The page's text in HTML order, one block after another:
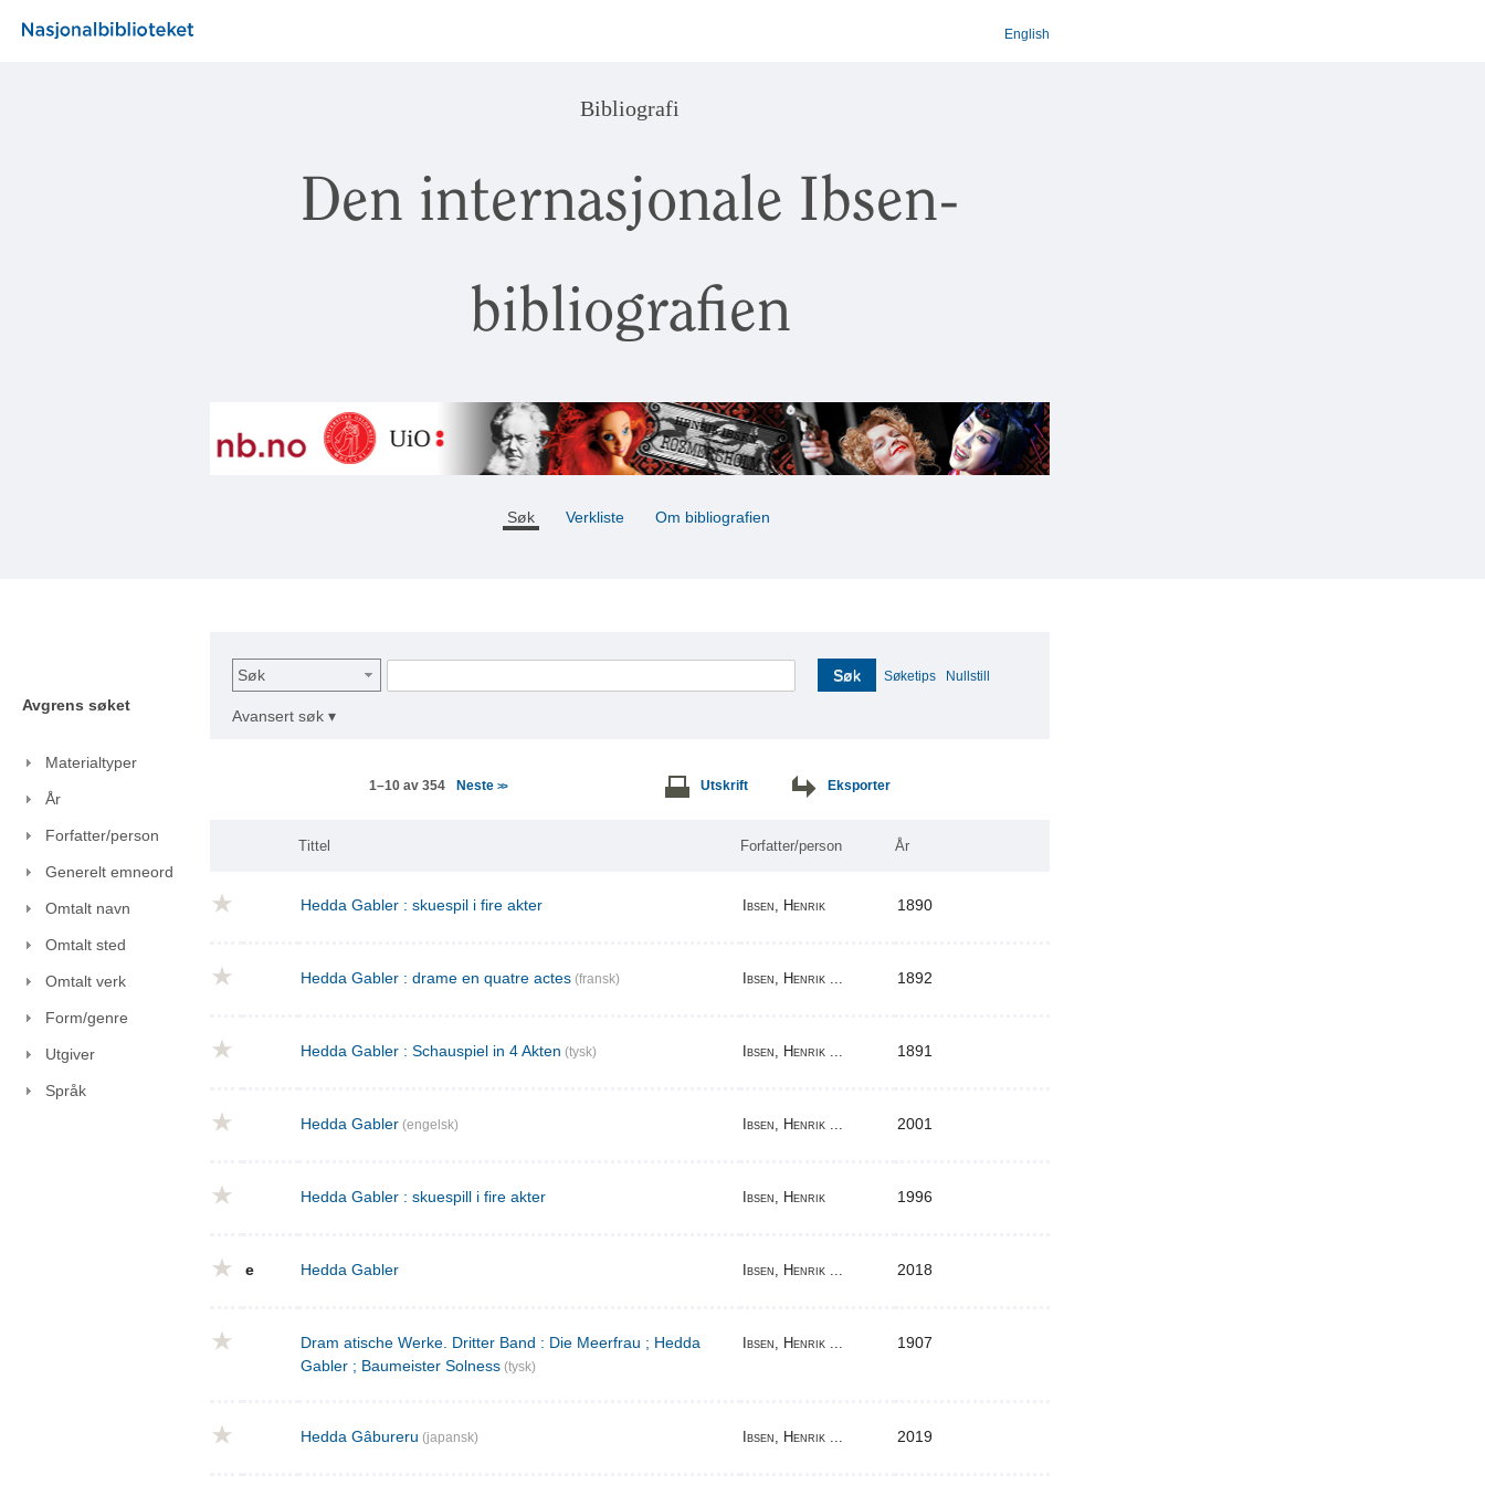
English
Bibliografi
Den internasjonale Ibsen-
bibliografien
Søk Verkliste Om bibliografien
Avgrens søket
Materialtyper
År
Forfatter/person
Generelt emneord
Omtalt navn
Omtalt sted
Omtalt verk
Form/genre
Utgiver
Språk
Søk Søk Søketips Nullstill
Avansert søk ▾
1–10 av 354 Neste >> Utskrift Eksporter
Tittel Forfatter/person År
Hedda Gabler : skuespil i fire akter Ibsen, Henrik 1890
Hedda Gabler : drame en quatre actes (fransk) Ibsen, Henrik ... 1892
Hedda Gabler : Schauspiel in 4 Akten (tysk) Ibsen, Henrik ... 1891
Hedda Gabler (engelsk) Ibsen, Henrik ... 2001
Hedda Gabler : skuespill i fire akter Ibsen, Henrik 1996
e Hedda Gabler Ibsen, Henrik ... 2018
Dram atische Werke. Dritter Band : Die Meerfrau ; Hedda
Gabler ; Baumeister Solness (tysk)
Ibsen, Henrik ... 1907
Hedda Gâbureru (japansk) Ibsen, Henrik ... 2019